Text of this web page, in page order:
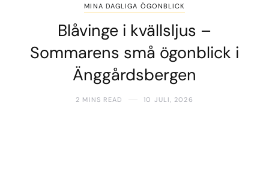
MINA DAGLIGA ÖGONBLICK
Blåvinge i kvällsljus –
Sommarens små ögonblick i
Änggårdsbergen
2 MINS READ 10 JULI, 2026